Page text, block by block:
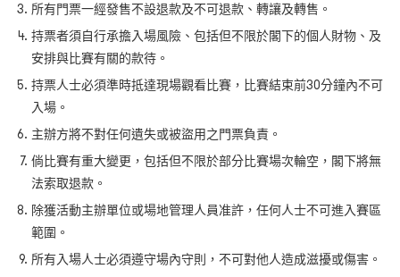
所有門票一經發售不設退款及不可退款、轉讓及轉售。
持票者須自行承擔入場風險、包括但不限於閣下的個人財物、及
安排與比賽有關的款待。
持票人士必須準時抵達現場觀看比賽，比賽結束前30分鐘內不可
入場。
主辦方將不對任何遺失或被盜用之門票負責。
倘比賽有重大變更，包括但不限於部分比賽場次輪空，閣下將無
法索取退款。
除獲活動主辦單位或場地管理人員准許，任何人士不可進入賽區
範圍。
所有入場人士必須遵守場內守則，不可對他人造成滋擾或傷害。